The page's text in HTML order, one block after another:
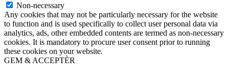
Non-necessary
Any cookies that may not be particularly necessary for the website
to function and is used specifically to collect user personal data via
analytics, ads, other embedded contents are termed as non-necessary
cookies. It is mandatory to procure user consent prior to running
these cookies on your website.
GEM & ACCEPTÈR